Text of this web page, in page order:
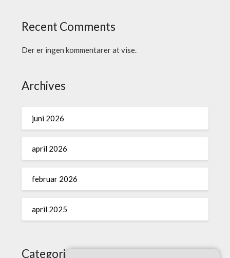
Recent Comments
Der er ingen kommentarer at vise.
Archives
juni 2026
april 2026
februar 2026
april 2025
Categories